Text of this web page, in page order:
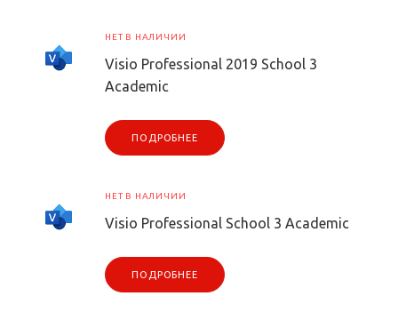
НЕТ В НАЛИЧИИ
Visio Professional 2019 School 3
Academic
ПОДРОБНЕЕ
НЕТ В НАЛИЧИИ
Visio Professional School 3 Academic
ПОДРОБНЕЕ